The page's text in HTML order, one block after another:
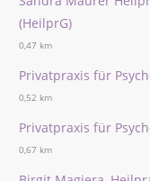
(HeilprG)
0,47 km
Privatpraxis für
0,52 km
Privatpraxis für
0,67 km